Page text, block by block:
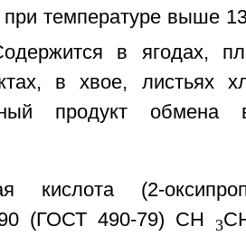
температуре выше
в ягодах,
в хвое, листьях
продукт
кислота (2-
(ГОСТ 490-79) СН 3